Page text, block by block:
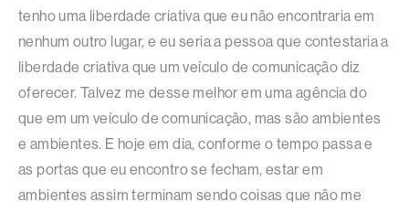
tenho uma liberdade criativa que eu não encontraria em
nenhum outro lugar, e eu seria a pessoa que contestaria a
liberdade criativa que um veículo de comunicação diz
oferecer. Talvez me desse melhor em uma agência do
que em um veículo de comunicação, mas são ambientes
e ambientes. E hoje em dia, conforme o tempo passa e
as portas que eu encontro se fecham, estar em
ambientes assim terminam sendo coisas que não me